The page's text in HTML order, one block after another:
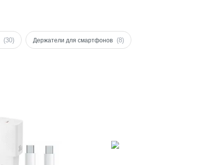
(30) Держатели для смартфонов (8)